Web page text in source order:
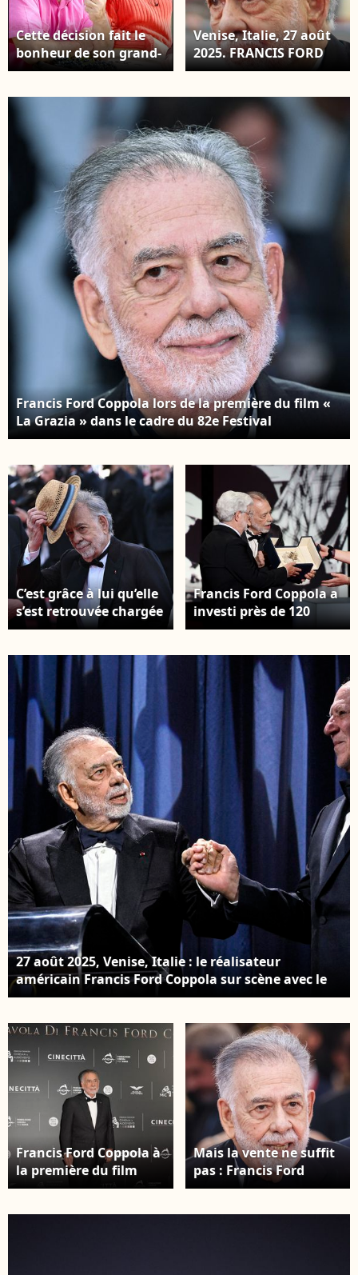
Cette décision fait le
bonheur de son grand-
père paternel, Jean-
Ford Coppola inaugure
les vendanges de la
première cuvée Marie-
Antoinette au Hameau
de la Reine au château
de Versailles. Il s'agit
de la première récolte
« Cuvée Marie-
Antoinette », un rosé
de vendanges tardives.
Un vin élaboré en
collaboration avec
Jean-Louis Croquet
(Château de Thuerry
en Provence). OLIVIER
BORDE / BESTIMAGE
Venise, Italie, 27 août
2025. FRANCIS FORD
COPPOLA arrivant sur
cérémonie d'ouverture
et la projection de gala
du film La Grazia lors
du 81e Festival
international du film
de Venise, à Venise, en
Italie. Photo de
Laurent
Lairys/ABACAPRESS.COM
Francis Ford Coppola lors de la première du film «
La Grazia » dans le cadre du 82e Festival
international du film de Venise, au Lido de Venise,
Marechal/ABACAPRESS.COM
C’est grâce à lui qu’elle
s’est retrouvée chargée
de trouver un
pour Francis Ford
Coppola. Francis Ford
Coppola à la projection
de "Megalopolis",
Festival de Cannes, 16
mai 2024. Photo par
Doug Peters/PA Wire
Francis Ford Coppola a
investi près de 120
millions dans le film
artistique immense…
qui s’est transformé en
échec commercial.
Francis Ford Coppola,
George Lucas (Palme
d’or d’honneur) -
Cérémonie de clôture
du 77ème Festival
International du Film
de Cannes au Palais
des Festivals à Cannes.
© Borde-Jacovides-
Moreau / Bestimage
27 août 2025, Venise, Italie : le réalisateur
américain Francis Ford Coppola sur scène avec le
réalisateur allemand Werner Herzog lors de la
de sa carrière au 82ᵉ Festival international du film
de Venise, Italie © ANSA via ZUMA Press /
Bestimage
Francis Ford Coppola à
la première du film
Megalopolis aux
Mais la vente ne suffit
pas : Francis Ford
Coppola poursuit ses